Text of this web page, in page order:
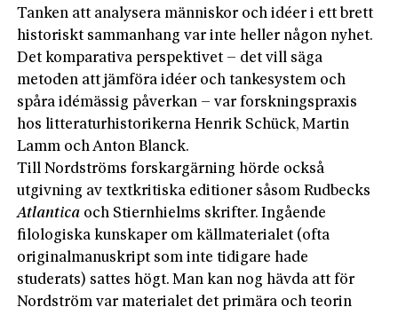
Tanken att analysera människor och idéer i ett brett
historiskt sammanhang var inte heller någon nyhet.
Det komparativa perspektivet – det vill säga
metoden att jämföra idéer och tankesystem och
spåra idémässig påverkan – var forskningspraxis
hos litteraturhistorikerna Henrik Schück, Martin
Lamm och Anton Blanck.
Till Nordströms forskargärning hörde också
utgivning av textkritiska editioner såsom Rudbecks
Atlantica och Stiernhielms skrifter. Ingående
filologiska kunskaper om källmaterialet (ofta
originalmanuskript som inte tidigare hade
studerats) sattes högt. Man kan nog hävda att för
Nordström var materialet det primära och teorin